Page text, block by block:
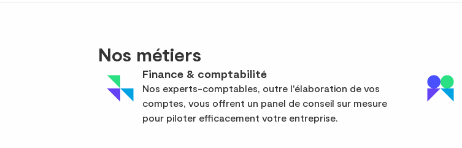
Nos métiers
Finance & comptabilité
Nos experts-comptables, outre l'élaboration de vos
comptes, vous offrent un panel de conseil sur mesure
pour piloter efficacement votre entreprise.